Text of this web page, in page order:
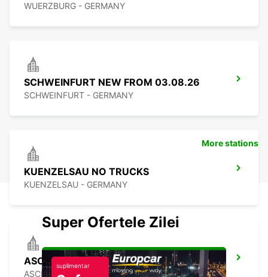
WUERZBURG - GERMANY
SCHWEINFURT NEW FROM 03.08.26
SCHWEINFURT - GERMANY
KUENZELSAU NO TRUCKS
KUENZELSAU - GERMANY
ASCHAFFENBURG
ASCHAFFENBURG - GERMANY
More stations
Super Ofertele Zilei
suplimentar